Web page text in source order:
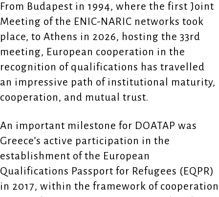
From Budapest in 1994, where the first Joint
Meeting of the ENIC-NARIC networks took
place, to Athens in 2026, hosting the 33rd
meeting, European cooperation in the
recognition of qualifications has travelled
an impressive path of institutional maturity,
cooperation, and mutual trust.
An important milestone for DOATAP was
Greece’s active participation in the
establishment of the European
Qualifications Passport for Refugees (EQPR)
in 2017, within the framework of cooperation